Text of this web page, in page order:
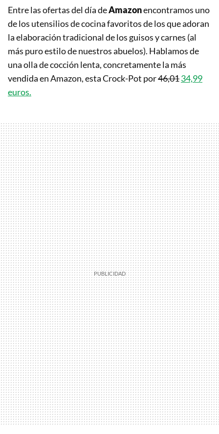
Entre las ofertas del día deAmazonencontramos uno
de los utensilios de cocina favoritos de los que adoran
la elaboración tradicional de los guisos y carnes (al
más puro estilo de nuestros abuelos). Hablamos de
una olla de cocción lenta, concretamente la más
vendida en Amazon, esta Crock-Pot por46,0134,99
euros.